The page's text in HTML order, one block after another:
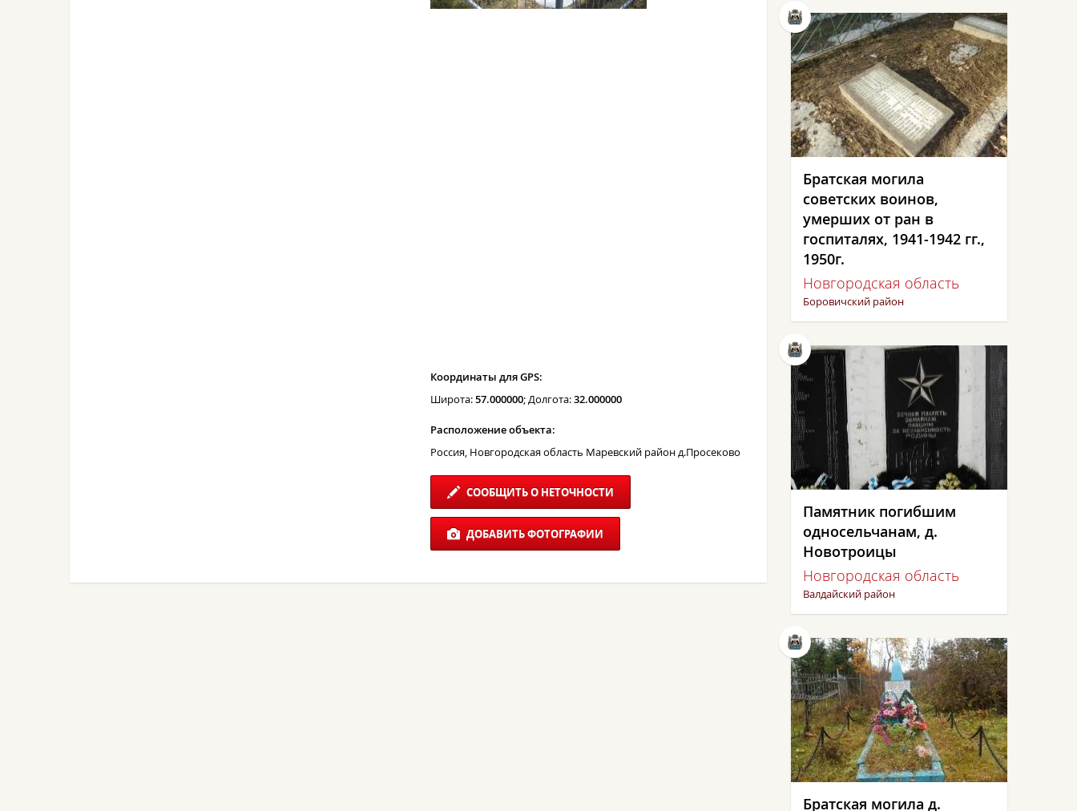
Координаты для GPS:
Широта:57.000000; Долгота:32.000000
Расположение объекта:
Россия, Новгородская область Маревский район д.Просеково
СООБЩИТЬ О НЕТОЧНОСТИ
ДОБАВИТЬ ФОТОГРАФИИ
Братская могила
советских воинов,
умерших от ран в
госпиталях, 1941-1942 гг.,
1950г.
Новгородская область
Боровичский район
Памятник погибшим
односельчанам, д.
Новотроицы
Новгородская область
Валдайский район
Братская могила д.